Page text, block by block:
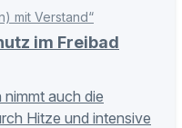
mit Verstand“
im Freibad
auch die
Hitze und intensive